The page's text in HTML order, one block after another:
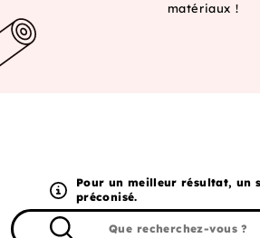
matériaux !
Pour un meilleur résultat, un
préconisé.